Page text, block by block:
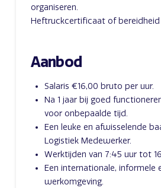
organiseren.
Heftruckcertificaat of
Aanbod
Salaris €16,00 bruto per uur.
Na 1 jaar bij goed
voor onbepaalde tijd.
Een leuke en afwisselende
Logistiek Medewerker.
Werktijden van 7:45 uur tot
Een internationale, informele
werkomgeving.